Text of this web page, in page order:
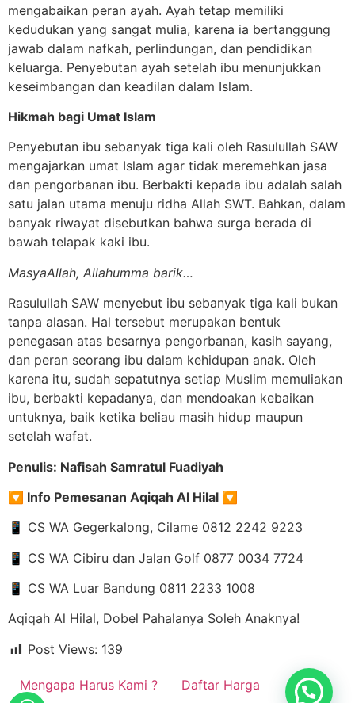
mengabaikan peran ayah. Ayah tetap memiliki
kedudukan yang sangat mulia, karena ia bertanggung
jawab dalam nafkah, perlindungan, dan pendidikan
keluarga. Penyebutan ayah setelah ibu menunjukkan
keseimbangan dan keadilan dalam Islam.
Hikmah bagi Umat Islam
Penyebutan ibu sebanyak tiga kali oleh Rasulullah SAW
mengajarkan umat Islam agar tidak meremehkan jasa
dan pengorbanan ibu. Berbakti kepada ibu adalah salah
satu jalan utama menuju ridha Allah SWT. Bahkan, dalam
banyak riwayat disebutkan bahwa surga berada di
bawah telapak kaki ibu.
MasyaAllah, Allahumma barik…
Rasulullah SAW menyebut ibu sebanyak tiga kali bukan
tanpa alasan. Hal tersebut merupakan bentuk
penegasan atas besarnya pengorbanan, kasih sayang,
dan peran seorang ibu dalam kehidupan anak. Oleh
karena itu, sudah sepatutnya setiap Muslim memuliakan
ibu, berbakti kepadanya, dan mendoakan kebaikan
untuknya, baik ketika beliau masih hidup maupun
setelah wafat.
Penulis: Nafisah Samratul Fuadiyah
🔽 Info Pemesanan Aqiqah Al Hilal 🔽
📱 CS WA Gegerkalong, Cilame 0812 2242 9223
📱 CS WA Cibiru dan Jalan Golf 0877 0034 7724
📱 CS WA Luar Bandung 0811 2233 1008
Aqiqah Al Hilal, Dobel Pahalanya Soleh Anaknya!
Post Views: 139
Mengapa Harus Kami ? Daftar Harga
Ada yang bisa kami bantu?